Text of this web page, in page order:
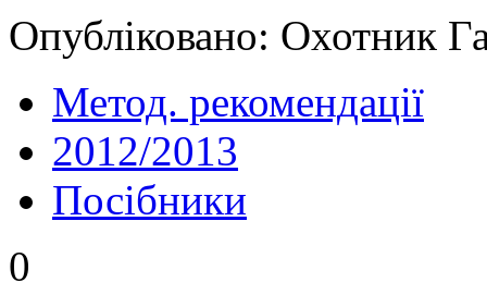
Опубліковано: Охотник
Метод. рекомендації
2012/2013
Посібники
0